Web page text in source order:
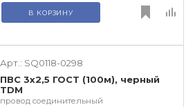
В КОРЗИНУ
Арт.: SQ0118-0298
ПВС 3х2,5 ГОСТ (100м), черный
TDM
провод соединительный